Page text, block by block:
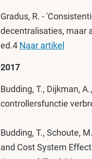
Gradus, R. -
decentralisaties, maar
ed.4 Naar artikel
2017
Budding, T., Dijkman,
controllersfunctie
Budding, T., Schoute,
and Cost System